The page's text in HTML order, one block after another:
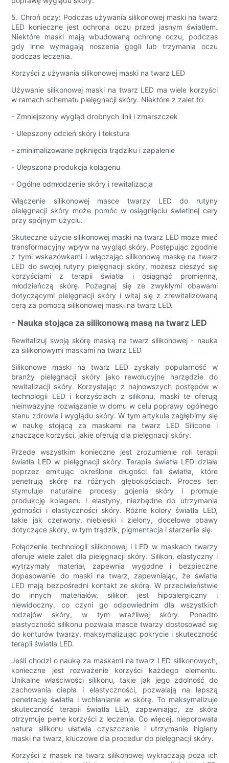
5. Chroń oczy: Podczas używania silikonowej maski na twarz
LED konieczne jest ochrona oczu przed jasnym światłem.
Niektóre maski mają wbudowaną ochronę oczu, podczas
gdy inne wymagają noszenia gogli lub trzymania oczu
podczas leczenia.
Korzyści z używania silikonowej maski na twarz LED
Używanie silikonowej maski na twarz LED ma wiele korzyści
w ramach schematu pielęgnacji skóry. Niektóre z zalet to:
- Zmniejszony wygląd drobnych linii i zmarszczek
- Ulepszony odcień skóry i tekstura
- zminimalizowane pęknięcia trądziku i zapalenie
- Ulepszona produkcja kolagenu
- Ogólne odmłodzenie skóry i rewitalizacja
Włączenie silikonowej masce twarzy LED do rutyny
pielęgnacji skóry może pomóc w osiągnięciu świetlnej cery
przy spójnym użyciu.
Skuteczne użycie silikonowej maski na twarz LED może mieć
transformacyjny wpływ na wygląd skóry. Postępując zgodnie
z tymi wskazówkami i włączając silikonową maskę na twarz
LED do swojej rutyny pielęgnacji skóry, możesz cieszyć się
korzyściami z terapii światła i osiągnąć promienną,
młodzieńczą skórę. Pożegnaj się ze zwykłymi obawami
dotyczącymi pielęgnacji skóry i witaj się z zrewitalizowaną
cerą za pomocą silikonowej maski na twarz LED.
- Nauka stojąca za silikonową masą na twarz LED
Rewitalizuj swoją skórę maską na twarz silikonowej - nauka
za silikonowymi maskami na twarz LED
Silikonowe maski na twarz LED zyskały popularność w
branży pielęgnacji skóry jako rewolucyjne narzędzie do
rewitalizacji skóry. Korzystając z najnowszych postępów w
technologii LED i korzyściach z silikonu, maski te oferują
nieinwazyjne rozwiązanie w domu w celu poprawy ogólnego
stanu zdrowia i wyglądu skóry. W tym artykule zagłębimy się
w naukę stojącą za maskami na twarz LED Silicone i
znaczące korzyści, jakie oferują dla pielęgnacji skóry.
Przede wszystkim konieczne jest zrozumienie roli terapii
światła LED w pielęgnacji skóry. Terapia światła LED działa
poprzez emitując określone długości fali światła, które
penetrują skórę na różnych głębokościach. Proces ten
stymuluje naturalne procesy gojenia skóry i promuje
produkcję kolagenu i elastyny, niezbędne do utrzymania
jędrności i elastyczności skóry. Różne kolory światła LED,
takie jak czerwony, niebieski i zielony, docelowe obawy
dotyczące skóry, w tym trądzik, pigmentacja i starzenie się.
Połączenie technologii silikonowej i LED w maskach twarzy
oferuje wiele zalet dla pielęgnacji skóry. Silikon, elastyczny i
wytrzymały materiał, zapewnia wygodne i bezpieczne
dopasowanie do maski na twarz, zapewniając, że światła
LED mają bezpośredni kontakt ze skórą. W przeciwieństwie
do innych materiałów, silikon jest hipoalergiczny i
niewidoczny, co czyni go odpowiednim dla wszystkich
rodzajów skóry, w tym wrażliwej skóry. Ponadto
elastyczność silikonu pozwala masce twarzy dostosować się
do konturów twarzy, maksymalizując pokrycie i skuteczność
terapii światła LED.
Jeśli chodzi o naukę za maskami na twarz LED silikonowych,
konieczne jest rozważenie korzyści każdego elementu.
Unikalne właściwości silikonu, takie jak jego zdolność do
zachowania ciepła i elastyczności, pozwalają na lepszą
penetrację światła i wchłanianie w skórę. To maksymalizuje
skuteczność terapii światła LED, zapewniając, że skóra
otrzymuje pełne korzyści z leczenia. Co więcej, nieporowata
natura silikonu ułatwia czyszczenie i utrzymanie higieny
maski na twarz, kluczowe dla procedur do pielęgnacji skóry.
Korzyści z masek na twarz silikonowej wykraczają poza ich